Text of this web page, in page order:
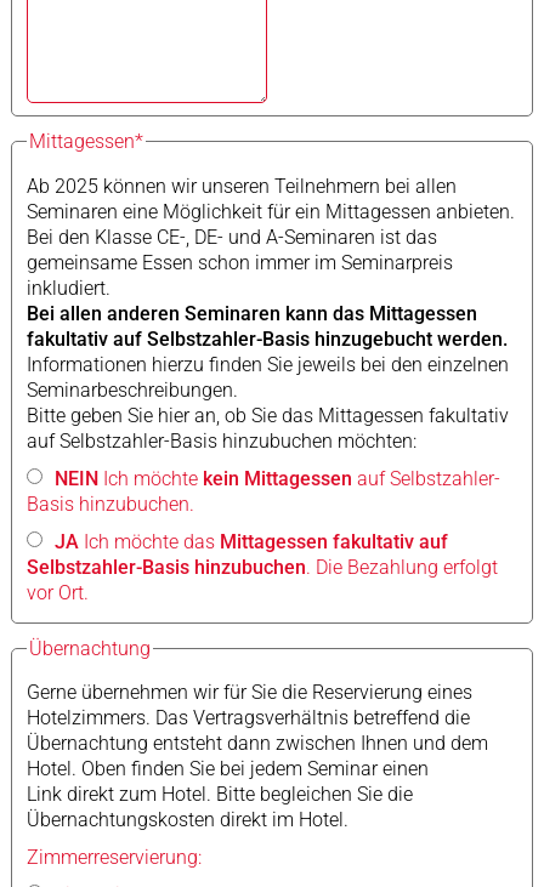
Mittagessen*
Ab 2025 können wir unseren Teilnehmern bei allen
Seminaren eine Möglichkeit für ein Mittagessen anbieten.
Bei den Klasse CE-, DE- und A-Seminaren ist das
gemeinsame Essen schon immer im Seminarpreis
inkludiert.
Bei allen anderen Seminaren kann das Mittagessen
fakultativ auf Selbstzahler-Basis hinzugebucht werden.
Informationen hierzu finden Sie jeweils bei den einzelnen
Seminarbeschreibungen.
Bitte geben Sie hier an, ob Sie das Mittagessen fakultativ
auf Selbstzahler-Basis hinzubuchen möchten:
NEINIch möchte kein Mittagessen auf Selbstzahler-
Basis hinzubuchen.
JA Ich möchte das Mittagessen fakultativ auf
Selbstzahler-Basis hinzubuchen. Die Bezahlung erfolgt
vor Ort.
Übernachtung
Gerne übernehmen wir für Sie die Reservierung eines
Hotelzimmers. Das Vertragsverhältnis betreffend die
Übernachtung entsteht dann zwischen Ihnen und dem
Hotel. Oben finden Sie bei jedem Seminar einen
Link direkt zum Hotel. Bitte begleichen Sie die
Übernachtungskosten direkt im Hotel.
Zimmerreservierung: